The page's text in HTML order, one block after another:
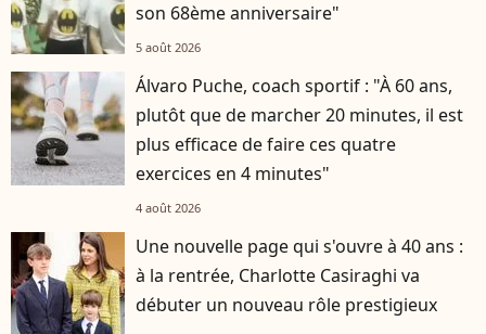
son 68ème anniversaire"
5 août 2026
Álvaro Puche, coach sportif : "À 60 ans,
plutôt que de marcher 20 minutes, il est
plus efficace de faire ces quatre
exercices en 4 minutes"
4 août 2026
Une nouvelle page qui s'ouvre à 40 ans :
à la rentrée, Charlotte Casiraghi va
débuter un nouveau rôle prestigieux